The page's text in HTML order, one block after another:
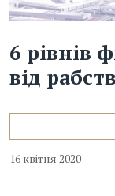
6 рівнів
від
16 квітня 2020